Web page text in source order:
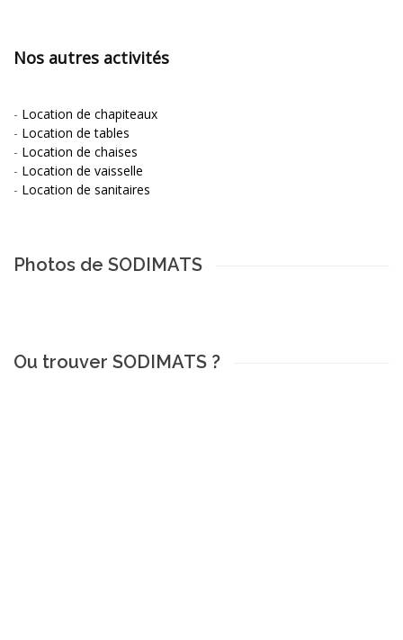
Nos autres activités
- Location de chapiteaux
- Location de tables
- Location de chaises
- Location de vaisselle
- Location de sanitaires
Photos de SODIMATS
Ou trouver SODIMATS ?